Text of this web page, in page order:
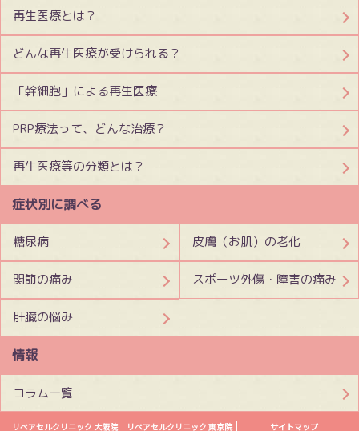
再生医療とは？
どんな再生医療が受けられる？
「幹細胞」による再生医療
PRP療法って、どんな治療？
再生医療等の分類とは？
症状別に調べる
糖尿病 皮膚（お肌）の老化
関節の痛み スポーツ外傷・障害の痛み
肝臓の悩み
情報
コラム一覧
リペアセルクリニック 大阪院 リペアセルクリニック 東京院 サイトマップ